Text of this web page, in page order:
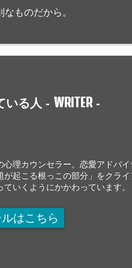
ものだから。
いる人 - WRITER-
心理カウンセラー。恋愛アドバ
が起こる根っこの部分」をクラ
いくようにかかわっています。
はこちら